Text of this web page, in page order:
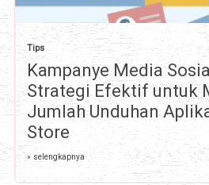
Tips
Kampanye Media
Strategi Efektif untuk
Jumlah Unduhan
Store
» selengkapnya